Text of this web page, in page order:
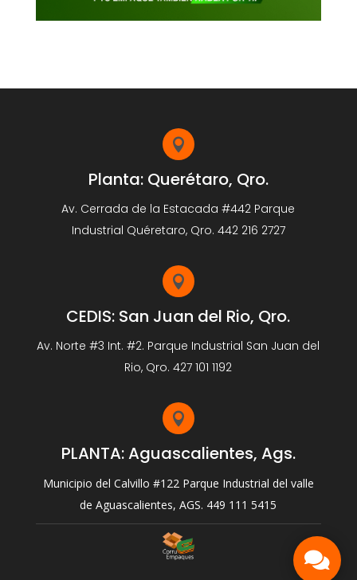

Planta: Querétaro, Qro.
Av. Cerrada de la Estacada #442 Parque
Industrial Quéretaro, Qro. 442 216 2727

CEDIS: San Juan del Rio, Qro.
Av. Norte #3 Int. #2. Parque Industrial San Juan del
Rio, Qro. 427 101 1192

PLANTA: Aguascalientes, Ags.
Municipio del Calvillo #122 Parque Industrial del valle
de Aguascalientes, AGS. 449 111 5415


